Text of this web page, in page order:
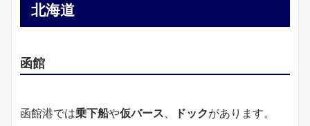
北海道
函館
函館港では乗下船や仮バース、 ドックがあります。